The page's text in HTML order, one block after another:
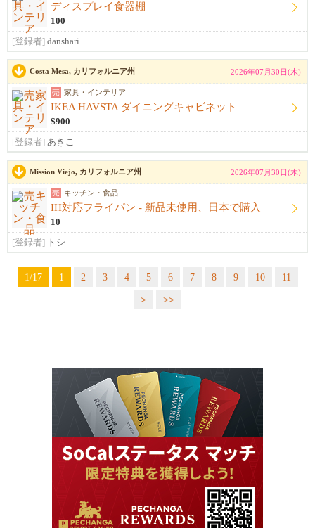
ディスプレイ食器棚
100
[登録者] danshari
Costa Mesa, カリフォルニア州 2026年07月30日(木)
売 家具・インテリア
IKEA HAVSTA ダイニングキャビネット
$900
[登録者] あきこ
Mission Viejo, カリフォルニア州 2026年07月30日(木)
売 キッチン・食品
IH対応フライパン - 新品未使用、日本で購入
10
[登録者] トシ
1/17 1 2 3 4 5 6 7 8 9 10
11
>
>>